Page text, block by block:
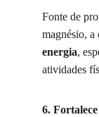
Fonte de
magnésio, a
energia,
atividades
6.